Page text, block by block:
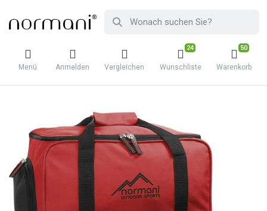
Menü Anmelden Vergleichen
24
Wunschliste
50
Warenkorb